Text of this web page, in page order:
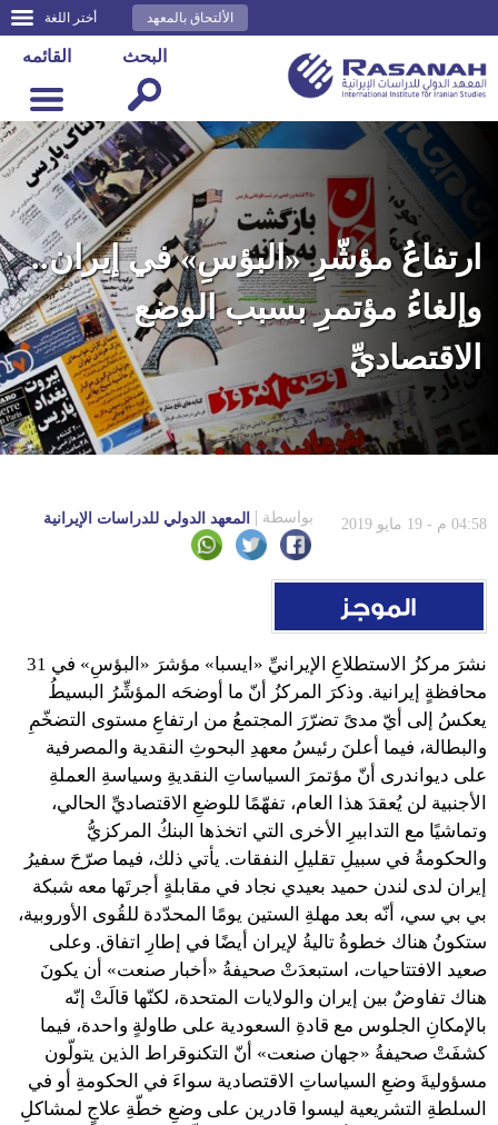
أختر اللغة الألتحاق بالمعهد
القائمه البحث
ارتفاعُ مؤشّرِ «البؤسِ» في إيران..
وإلغاءُ مؤتمرِ بسبب الوضع
الاقتصاديِّ
04:58 م - 19 مايو 2019 بواسطة المعهد الدولي للدراسات الإيرانية
نشرَ مركزُ الاستطلاعِ الإيرانيِّ «ايسبا» مؤشرَ «البؤسِ» في 31
محافظةٍ إيرانية. وذكرَ المركزُ أنّ ما أوضحَه المؤشِّرُ البسيطُ
يعكسُ إلى أيّ مدىً تضرّرَ المجتمعُ من ارتفاعِ مستوى التضخّمِ
والبطالة، فيما أعلنَ رئيسُ معهدِ البحوثِ النقدية والمصرفية
علی دیواندری أنّ مؤتمرَ السياساتِ النقديةِ وسياسةِ العملةِ
الأجنبية لن يُعقدَ هذا العام، تفهّمًا للوضعِ الاقتصاديِّ الحالي،
وتماشيًا مع التدابيرِ الأخرى التي اتخذها البنكُ المركزيُّ
والحكومةُ في سبيلِ تقليلِ النفقات. يأتي ذلك، فيما صرّحَ سفيرُ
إيران لدى لندن حميد بعيدي نجاد في مقابلةٍ أجرتَها معه شبكة
بي بي سي، أنّه بعد مهلةِ الستين يومًا المحدّدة للقُوى الأوروبية،
ستكونُ هناك خطوةُ تاليةُ لإيران أيضًا في إطارِ اتفاق. وعلى
صعيد الافتتاحيات، استبعدَتْ صحيفةُ «أخبار صنعت» أن يكونَ
هناك تفاوضٌ بين إيران والولايات المتحدة، لكنّها قالَتْ إنّه
بالإمكانِ الجلوس مع قادةِ السعودية على طاولةٍ واحدة، فيما
كشفَتْ صحيفةُ «جهان صنعت» أنّ التكنوقراط الذين يتولّون
مسؤوليةَ وضعِ السياساتِ الاقتصادية سواءَ في الحكومةِ أو في
السلطةِ التشريعية ليسوا قادرين على وضعِ خطّةِ علاجٍ لمشاكلِ